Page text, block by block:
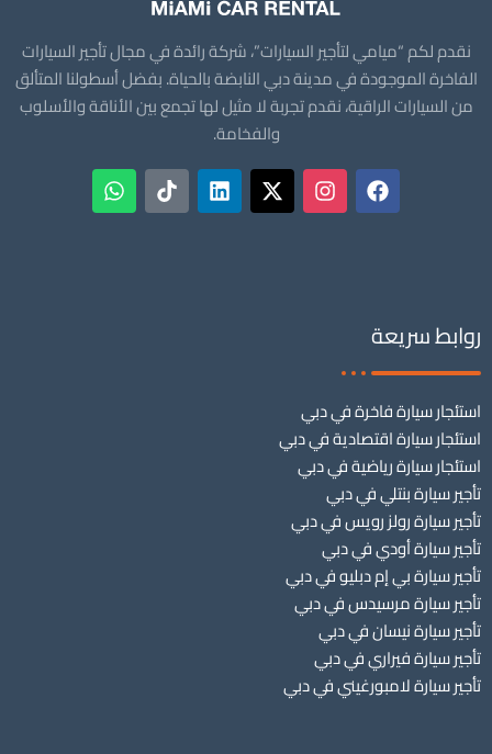
نقدم لكم “ميامي لتأجير السيارات”، شركة رائدة في مجال تأجير السيارات
الفاخرة الموجودة في مدينة دبي النابضة بالحياة. بفضل أسطولنا المتألق
من السيارات الراقية، نقدم تجربة لا مثيل لها تجمع بين الأناقة والأسلوب
والفخامة.
روابط سريعة
استئجار سيارة فاخرة في دبي
استئجار سيارة اقتصادية في دبي
استئجار سيارة رياضية في دبي
تأجير سيارة بنتلي في دبي
تأجير سيارة رولز رويس في دبي
تأجير سيارة أودي في دبي
تأجير سيارة بي إم دبليو في دبي
تأجير سيارة مرسيدس في دبي
تأجير سيارة نيسان في دبي
تأجير سيارة فيراري في دبي
تأجير سيارة لامبورغيني في دبي